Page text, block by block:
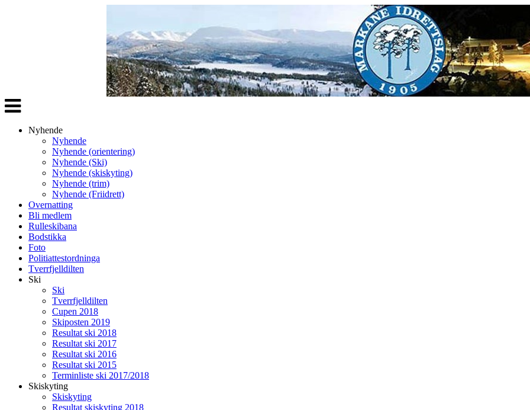
Veksle
navigasjon
Nyhende
Nyhende
Nyhende (orientering)
Nyhende (Ski)
Nyhende (skiskyting)
Nyhende (trim)
Nyhende (Friidrett)
Overnatting
Bli medlem
Rulleskibana
Bodstikka
Foto
Politiattestordninga
Tverrfjelldilten
Ski
Ski
Tverrfjelldilten
Cupen 2018
Skiposten 2019
Resultat ski 2018
Resultat ski 2017
Resultat ski 2016
Resultat ski 2015
Terminliste ski 2017/2018
Skiskyting
Skiskyting
Resultat skiskyting 2018